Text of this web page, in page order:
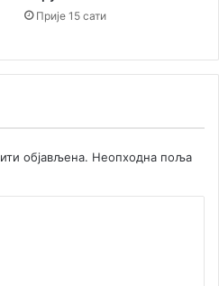
Прије 15 сати
објављена. Неопходна поља